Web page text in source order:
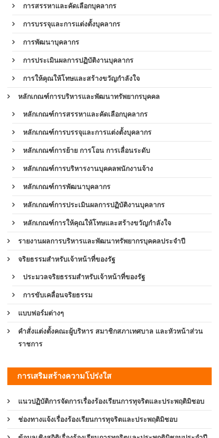
การสรรหาและคัดเลือกบุคลากร
การบรรจุและการแต่งตั้งบุคลากร
การพัฒนาบุคลากร
การประเมินผลการปฏิบัติงานบุคลากร
การให้คุณให้โทษและสร้างขวัญกำลังใจ
หลักเกณฑ์การบริหารและพัฒนาทรัพยากรบุคคล
หลักเกณฑ์การสรรหาและคัดเลือกบุคลากร
หลักเกณฑ์การบรรจุและการแต่งตั้งบุคลากร
หลักเกณฑ์การย้าย การโอน การเลื่อนระดับ
หลักเกณฑ์การบริหารงานบุคคลพนักงานจ้าง
หลักเกณฑ์การพัฒนาบุคลากร
หลักเกณฑ์การประเมินผลการปฏิบัติงานบุคลากร
หลักเกณฑ์การให้คุณให้โทษและสร้างขวัญกำลังใจ
รายงานผลการบริหารและพัฒนาทรัพยากรบุคคลประจำปี
จริยธรรมสำหรับเจ้าหน้าที่ของรัฐ
ประมวลจริยธรรมสำหรับเจ้าหน้าที่ของรัฐ
การขับเคลื่อนจริยธรรม
แบบฟอร์มต่างๆ
คำสั่งแต่งตั้งคณะผู้บริหาร สมาชิกสภาเทศบาล และหัวหน้าส่วน
ราชการ
การเสริมสร้างความโปร่งใส
แนวปฏิบัติการจัดการเรื่องร้องเรียนการทุจริตและประพฤติมิชอบ
ช่องทางแจ้งเรื่องร้องเรียนการทุจริตและประพฤติมิชอบ